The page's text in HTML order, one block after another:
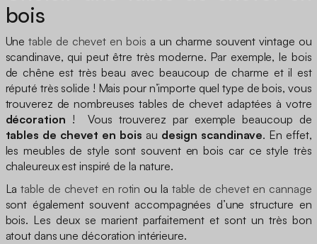
bois
Unetable de chevet en bois a un charme souvent vintage ou
scandinave, qui peut être très moderne. Par exemple, le bois
de chêne est très beau avec beaucoup de charme et il est
réputé très solide ! Mais pour n’importe quel type de bois, vous
trouverez de nombreuses tables de chevet adaptées à votre
décoration ! Vous trouverez par exemple beaucoup de
tables de chevet en bois au design scandinave. En effet,
les meubles de style sont souvent en bois car ce style très
chaleureux est inspiré de la nature.
Latable de chevet en rotin ou la table de chevet en cannage
sont également souvent accompagnées d’une structure en
bois. Les deux se marient parfaitement et sont un très bon
atout dans une décoration intérieure.